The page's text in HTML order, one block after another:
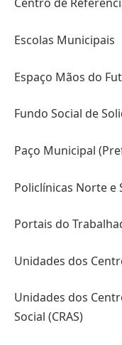
Centro de
Escolas Municipais
Espaço Mãos do
Fundo Social de
Paço Municipal
Policlínicas Norte e
Portais do
Unidades dos
Unidades dos
Social (CRAS)